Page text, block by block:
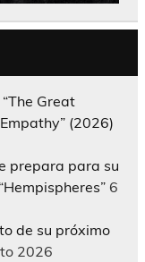
Great
(2026)
prepara para su
6
de su próximo
2026